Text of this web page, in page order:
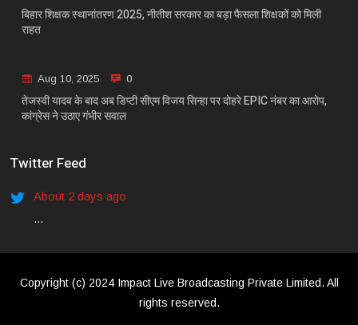
बिहार शिक्षक स्थानांतरण 2025, नीतीश सरकार का बड़ा फैसला शिक्षकों को मिली
राहत
Aug 10, 2025 0
तेजस्वी यादव के बाद अब डिप्टी सीएम विजय सिन्हा पर दोहरे EPIC नंबर का आरोप,
कांग्रेस ने उठाए गंभीर सवाल
Twitter Feed
About 2 days ago
...
Copyright (c) 2024 Impact Live Broadcasting Private Limited. All
rights reserved.